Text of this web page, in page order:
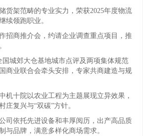
架范畴的专业实力，荣获2025年度物流
续领跑职业。
商推介会，约请企业调查重点项目，推
城郊大仓基地城市点评及两项集体规范
商业联合会牵头安排，专家共商建造与规
十院以农业工程为主题展现立异效果，
庄复兴与“双碳”方针。
依托先进设备和丰厚阅历，出产高品质
与品牌，满意多样化商场需求。